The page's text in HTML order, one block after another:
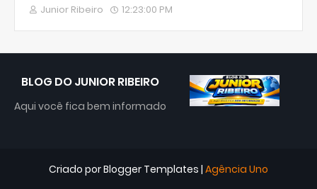
Junior Ribeiro 12:23:00 PM
BLOG DO JUNIOR RIBEIRO
Aqui você fica bem informado
Criado porBlogger Templates | Agência Uno